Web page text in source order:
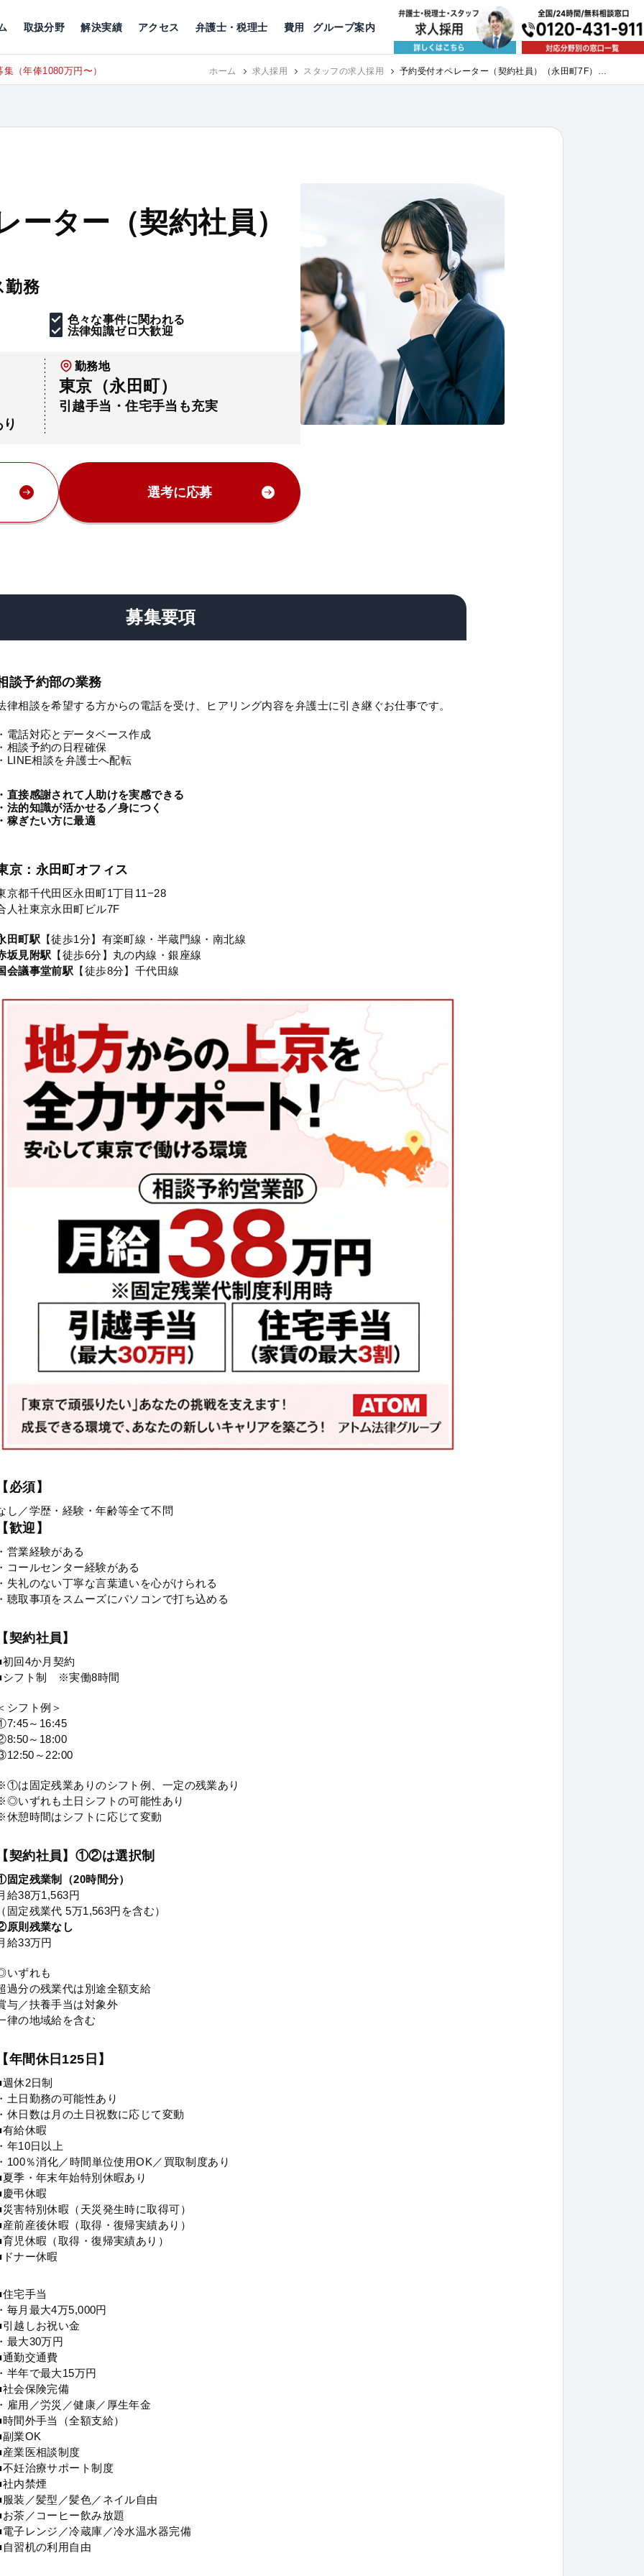
取扱分野
公益活動
解決実績 アクセス
京都 神戸 福岡
弁護士・税理士 費用 グループ案内
年俸1080万円〜） RECRUIT 東京にて、相談予約スタッフ募集（月給38万以上）
ーター（契約社員）
勤務
色々な事件に関われる
法律知識ゼロ大歓迎
勤務地
東京（永田町）
引越手当・住宅手当も充実
選考に応募
募集要項
談予約部の業務
律相談を希望する方からの電話を受け、ヒアリング内容を弁護士に引き継ぐお仕事です。
電話対応とデータベース作成
相談予約の日程確保
LINE相談を弁護士へ配転
直接感謝されて人助けを実感できる
法的知識が活かせる／身につく
稼ぎたい方に最適
京：永田町オフィス
京都千代田区永田町1丁目11−28
人社東京永田町ビル7F
田町駅 【徒歩1分】有楽町線・半蔵門線・南北線
坂見附駅 【徒歩6分】丸の内線・銀座線
会議事堂前駅 【徒歩8分】千代田線
必須】
し／学歴・経験・年齢等全て不問
歓迎】
営業経験がある
コールセンター経験がある
失礼のない丁寧な言葉遣いを心がけられる
聴取事項をスムーズにパソコンで打ち込める
契約社員】
初回4か月契約
シフト制 ※実働8時間
シフト例＞
～16:45
～18:00
～22:00
は固定残業ありのシフト例、一定の残業あり
いずれも土日シフトの可能性あり
休憩時間はシフトに応じて変動
契約社員】①②は選択制
固定残業制（20時間分）
給38万1,563円
固定残業代 5万1,563円を含む）
原則残業なし
給33万円
いずれも
過分の残業代は別途全額支給
与／扶養手当は対象外
律の地域給を含む
年間休日125日】
休2日制
土日勤務の可能性あり
休日数は月の土日祝数に応じて変動
有給休暇
年10日以上
100％消化／時間単位使用OK／買取制度あり
夏季・年末年始特別休暇あり
慶弔休暇
災害特別休暇（天災発生時に取得可）
産前産後休暇（取得・復帰実績あり）
育児休暇（取得・復帰実績あり）
ドナー休暇
住宅手当
毎月最大4万5,000円
引越しお祝い金
最大30万円
通勤交通費
半年で最大15万円
社会保険完備
雇用／労災／健康／厚生年金
間外手当（全額支給）
副業OK
産業医相談制度
不妊治療サポート制度
社内禁煙
服装／髪型／髪色／ネイル自由
お茶／コーヒー飲み放題
電子レンジ／冷蔵庫／冷水温水器完備
自習机の利用自由
ホーム 求人採用 スタッフの求人採用
予約受付オペレーター（契約社員）（永田町7F）｜